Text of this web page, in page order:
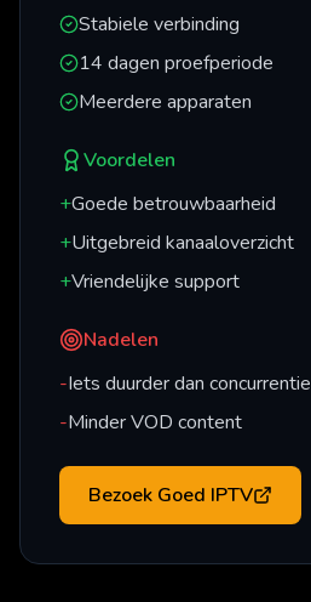
Stabiele verbinding
14 dagen proefperiode
Meerdere apparaten
Voordelen
+Goede betrouwbaarheid
+Uitgebreid kanaaloverzicht
+Vriendelijke support
Nadelen
-Iets duurder dan concurrentie
-Minder VOD content
Bezoek Goed IPTV